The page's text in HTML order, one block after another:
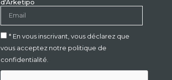
d'Arketipo
* En vous inscrivant, vous déclarez que
vous acceptez notre politique de
confidentialité.